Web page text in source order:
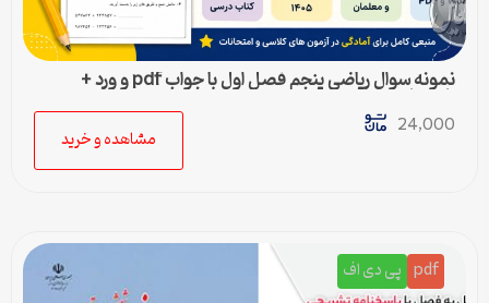
نمونه سوال ریاضی پنجم فصل اول با جواب pdf و ورد +
24,000
مشاهده و خرید
pdf پی دی اف